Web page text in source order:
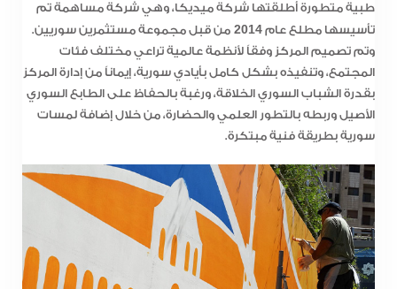
طبية متطورة أطلقتها شركة ميديكا، وهي شركة مساهمة تم
تأسيسها مطلع عام 2014 من قبل مجموعة مستثمرين سوريين.
وتم تصميم المركز وفقاً لأنظمة عالمية تراعي مختلف فئات
المجتمع، وتنفيذه بشكل كامل بأيادي سورية، إيماناً من إدارة المركز
بقدرة الشباب السوري الخلاقة، ورغبة بالحفاظ على الطابع السوري
الأصيل وربطه بالتطور العلمي والحضارة، من خلال إضافة لمسات
سورية بطريقة فنية مبتكرة.